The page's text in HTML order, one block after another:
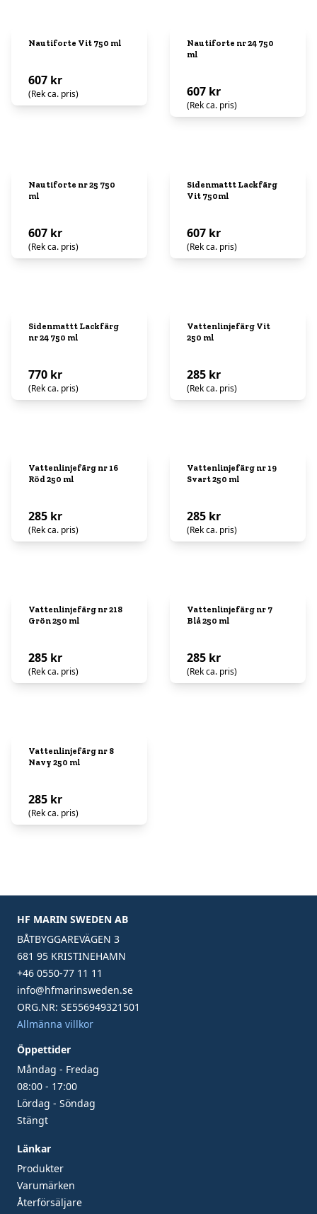
Nautiforte Vit 750 ml
607 kr
(Rek ca. pris)
Nautiforte nr 24 750
ml
607 kr
(Rek ca. pris)
Nautiforte nr 25 750
ml
607 kr
(Rek ca. pris)
Sidenmattt Lackfärg
Vit 750ml
607 kr
(Rek ca. pris)
Sidenmattt Lackfärg
nr 24 750 ml
770 kr
(Rek ca. pris)
Vattenlinjefärg Vit
250 ml
285 kr
(Rek ca. pris)
Vattenlinjefärg nr 16
Röd 250 ml
285 kr
(Rek ca. pris)
Vattenlinjefärg nr 19
Svart 250 ml
285 kr
(Rek ca. pris)
Vattenlinjefärg nr 218
Grön 250 ml
285 kr
(Rek ca. pris)
Vattenlinjefärg nr 7
Blå 250 ml
285 kr
(Rek ca. pris)
Vattenlinjefärg nr 8
Navy 250 ml
285 kr
(Rek ca. pris)
HF MARIN SWEDEN AB
BÅTBYGGAREVÄGEN 3
681 95 KRISTINEHAMN
+46 0550-77 11 11
info@hfmarinsweden.se
ORG.NR: SE556949321501
Allmänna villkor
Öppettider
Måndag - Fredag
08:00 - 17:00
Lördag - Söndag
Stängt
Länkar
Produkter
Varumärken
Återförsäljare